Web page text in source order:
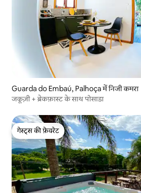
Guarda do Embaú, Palhoça में निजी कमरा
जकूज़ी + ब्रेकफ़ास्ट के साथ पोसाडा
गेस्ट्स की फ़ेवरेट
गेस्ट्स की फ़ेवरेट